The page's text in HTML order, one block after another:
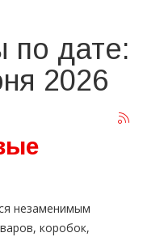
по дате:
2026
незаменимым
коробок,